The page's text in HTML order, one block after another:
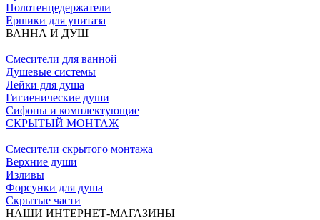
Полотенцедержатели
Ершики для унитаза
ВАННА И ДУШ
Смесители для ванной
Душевые системы
Лейки для душа
Гигиенические души
Сифоны и комплектующие
СКРЫТЫЙ МОНТАЖ
Смесители скрытого монтажа
Верхние души
Изливы
Форсунки для душа
Скрытые части
НАШИ ИНТЕРНЕТ-МАГАЗИНЫ